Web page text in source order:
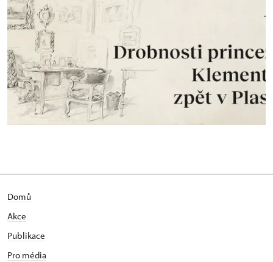
Domů
Akce
Publikace
Pro média